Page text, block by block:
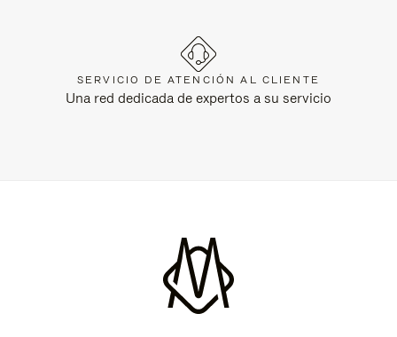
SERVICIO DE ATENCIÓN AL CLIENTE
Una red dedicada de expertos a su servicio